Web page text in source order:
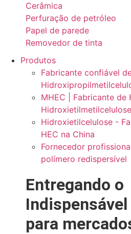
Cerâmica
Perfuração de petróleo
Papel de parede
Removedor de tinta
Produtos
Fabricante confiável de
MHEC | Fabricante de
Hidroxietilmetilcelulose
Hidroxietilcelulose -
HEC na China
Fornecedor
polímero redispersível
Entregando o
Indispensável
para